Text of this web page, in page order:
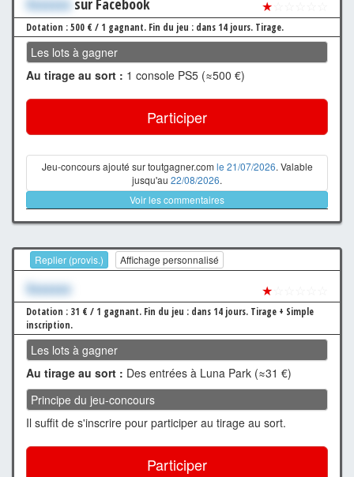
Xxxxxxx sur Facebook ★
Dotation : 500 € / 1 gagnant. Fin du jeu : dans 14 jours. Tirage.
Les lots à gagner
Au tirage au sort : 1 console PS5 (≈500 €)
Participer
Jeu-concours ajouté sur toutgagner.com le 21/07/2026. Valable
jusqu'au 22/08/2026.
Voir les commentaires
Replier (provis.) Affichage personnalisé
Xxxxxxx ★
Dotation : 31 € / 1 gagnant. Fin du jeu : dans 14 jours. Tirage + Simple
inscription.
Les lots à gagner
Au tirage au sort : Des entrées à Luna Park (≈31 €)
Principe du jeu-concours
Il suffit de s'inscrire pour participer au tirage au sort.
Participer